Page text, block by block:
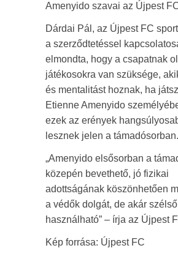
Amenyido szavai az Újpest
Dárdai Pál, az Újpest FC
a szerződtetéssel
elmondta, hogy a csapatnak
játékosokra van szüksége,
és mentalitást hoznak, ha
Etienne Amenyido
ezek az erények
lesznek jelen a támadósorban.
„Amenyido elsősorban a
közepén bevethető, jó fizikai
adottságának köszönhetően
a védők dolgát, de akár
használható” – írja az Újpest
Kép forrása: Újpest FC